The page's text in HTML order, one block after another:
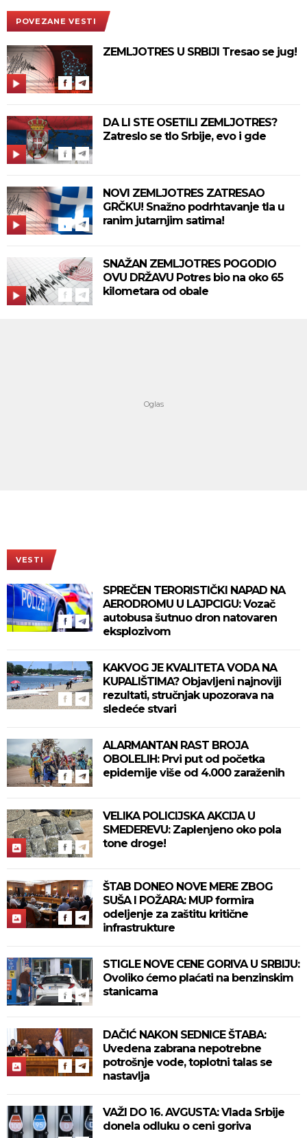
POVEZANE VESTI
ZEMLJOTRES U SRBIJI Tresao se jug!
DA LI STE OSETILI ZEMLJOTRES?
Zatreslo se tlo Srbije, evo i gde
NOVI ZEMLJOTRES ZATRESAO
GRČKU! Snažno podrhtavanje tla u
ranim jutarnjim satima!
SNAŽAN ZEMLJOTRES POGODIO
OVU DRŽAVU Potres bio na oko 65
kilometara od obale
VESTI
SPREČEN TERORISTIČKI NAPAD NA
AERODROMU U LAJPCIGU: Vozač
autobusa šutnuo dron natovaren
eksplozivom
KAKVOG JE KVALITETA VODA NA
KUPALIŠTIMA? Objavljeni najnoviji
rezultati, stručnjak upozorava na
sledeće stvari
ALARMANTAN RAST BROJA
OBOLELIH: Prvi put od početka
epidemije više od 4.000 zaraženih
VELIKA POLICIJSKA AKCIJA U
SMEDEREVU: Zaplenjeno oko pola
tone droge!
ŠTAB DONEO NOVE MERE ZBOG
SUŠA I POŽARA: MUP formira
odeljenje za zaštitu kritične
infrastrukture
STIGLE NOVE CENE GORIVA U SRBIJU:
Ovoliko ćemo plaćati na benzinskim
stanicama
DAČIĆ NAKON SEDNICE ŠTABA:
Uvedena zabrana nepotrebne
potrošnje vode, toplotni talas se
nastavlja
VAŽI DO 16. AVGUSTA: Vlada Srbije
donela odluku o ceni goriva